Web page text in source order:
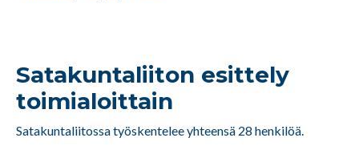
Satakuntaliiton esittely
toimialoittain
Satakuntaliitossa työskentelee yhteensä 28 henkilöä.